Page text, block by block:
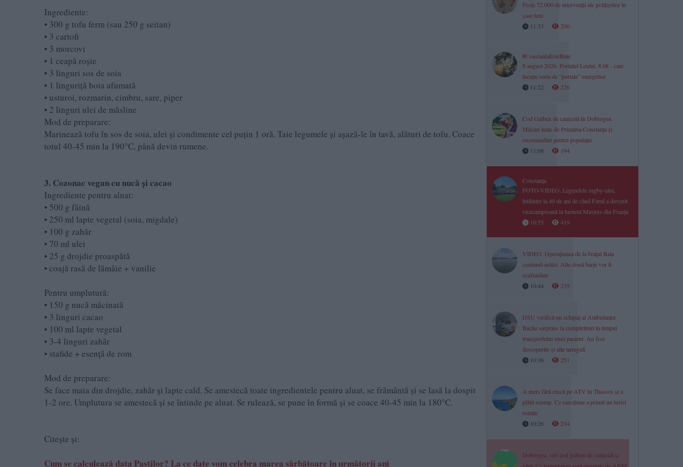
Ingrediente:
• 300 g tofu ferm (sau 250 g seitan)
• 3 cartofi
• 3 morcovi
• 1 ceapă roșie
• 3 linguri sos de soia
• 1 linguriță boia afumată
• usturoi, rozmarin, cimbru, sare, piper
• 2 linguri ulei de măsline
Mod de preparare:
Marinează tofu în sos de soia, ulei și condimente cel puțin 1 oră. Taie legumele și așază-le în tavă, alături de tofu. Coace
totul 40-45 min la 190°C, până devin rumene.
3. Cozonac vegan cu nucă și cacao
Ingrediente pentru aluat:
• 500 g făină
• 250 ml lapte vegetal (soia, migdale)
• 100 g zahăr
• 70 ml ulei
• 25 g drojdie proaspătă
• coajă rasă de lămâie + vanilie
Pentru umplutură:
• 150 g nucă măcinată
• 3 linguri cacao
• 100 ml lapte vegetal
• 3-4 linguri zahăr
• stafide + esență de rom
Mod de preparare:
Se face maia din drojdie, zahăr și lapte cald. Se amestecă toate ingredientele pentru aluat, se frământă și se lasă la dospit
1-2 ore. Umplutura se amestecă și se întinde pe aluat. Se rulează, se pune în formă și se coace 40-45 min la 180°C.
Citește și:
Cum se calculează data Paștilor? La ce date vom celebra marea sărbătoare în următorii ani
Peste 72.000 de intervenții ale polițiștilor în
șase luni
11:33
200
#ConstantaEsteBine
8 august 2026. Portalul Leului, 8.08 - care
începe seria de ”portale” energetice
11:22
226
Cod Galben de caniculă în Dobrogea.
Măsuri luate de Primăria Constanța și
recomandări pentru populație
11:08
194
Constanța
FOTO-VIDEO. Legendele rugby-ului,
întâlnire la 40 de ani de când Farul a devenit
vicecampioană la turneul Masters din Franța
10:55
419
VIDEO. Operațiunea de la brațul Bala
continuă astăzi. Alte două barje vor fi
scufundate
10:44
239
DSU verifică un echipaj al Ambulanței
Bacău surprins la cumpărături în timpul
transportului unui pacient. Au fost
descoperite și alte nereguli
10:36
251
A mers fără cască pe ATV în Thassos și a
plătit scump. Ce sancțiune a primit un turist
român
10:26
234
Dobrogea, sub cod galben de caniculă și